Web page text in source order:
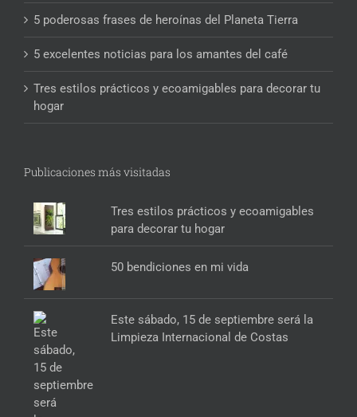
5 poderosas frases de heroínas del Planeta Tierra
5 excelentes noticias para los amantes del café
Tres estilos prácticos y ecoamigables para decorar tu
hogar
Publicaciones más visitadas
Tres estilos prácticos y ecoamigables
para decorar tu hogar
50 bendiciones en mi vida
Este sábado, 15 de septiembre será la
Limpieza Internacional de Costas